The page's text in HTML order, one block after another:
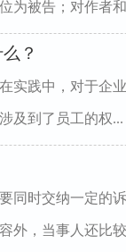
为被告；对作者
？
实践中，对于企
及到了员工的权...
同时交纳一定的
外，当事人还比